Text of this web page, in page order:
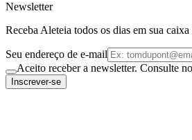
Newsletter
Receba Aleteia todos os dias em sua
Seu endereço de e-mail
Aceito receber a newsletter. Consulte
Inscrever-se